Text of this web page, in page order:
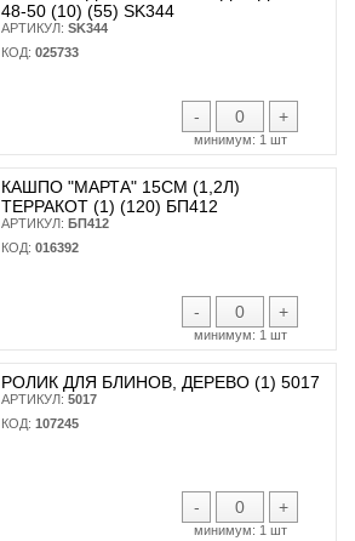
48-50 (10) (55) SK344
АРТИКУЛ: SK344
КОД: 025733
- +
минимум: 1 шт
КАШПО "МАРТА" 15СМ (1,2Л)
ТЕРРАКОТ (1) (120) БП412
АРТИКУЛ: БП412
КОД: 016392
- +
минимум: 1 шт
РОЛИК ДЛЯ БЛИНОВ, ДЕРЕВО (1) 5017
АРТИКУЛ: 5017
КОД: 107245
- +
минимум: 1 шт